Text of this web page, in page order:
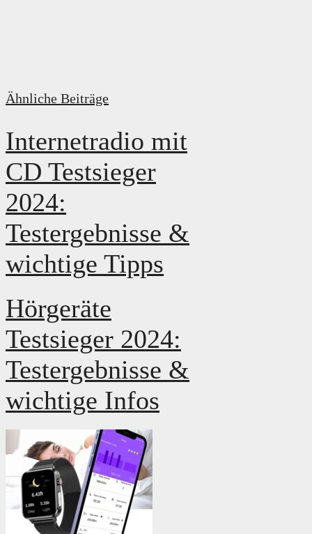
Ähnliche Beiträge
Internetradio mit
CD Testsieger
2024:
Testergebnisse &
wichtige Tipps
Hörgeräte
Testsieger 2024:
Testergebnisse &
wichtige Infos